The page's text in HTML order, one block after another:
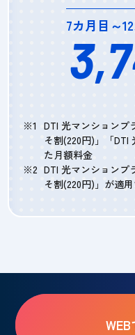
7カ月目～
DTI 光マンションプ
そ割(220円)」「DTI
た月額料金
DTI 光マンションプ
そ割(220円)」が適